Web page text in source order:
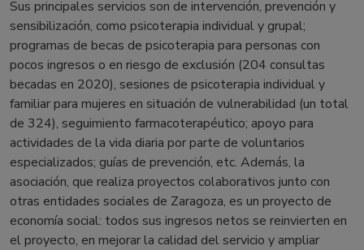
Sus principales servicios son de intervención, prevención y
sensibilización, como psicoterapia individual y grupal;
programas de becas de psicoterapia para personas con
pocos ingresos o en riesgo de exclusión (204 consultas
becadas en 2020), sesiones de psicoterapia individual y
familiar para mujeres en situación de vulnerabilidad (un total
de 324), seguimiento farmacoterapéutico; apoyo para
actividades de la vida diaria por parte de voluntarios
especializados; guías de prevención, etc. Además, la
asociación, que realiza proyectos colaborativos junto con
otras entidades sociales de Zaragoza, es un proyecto de
economía social: todos sus ingresos netos se reinvierten en
el proyecto, en mejorar la calidad del servicio y ampliar